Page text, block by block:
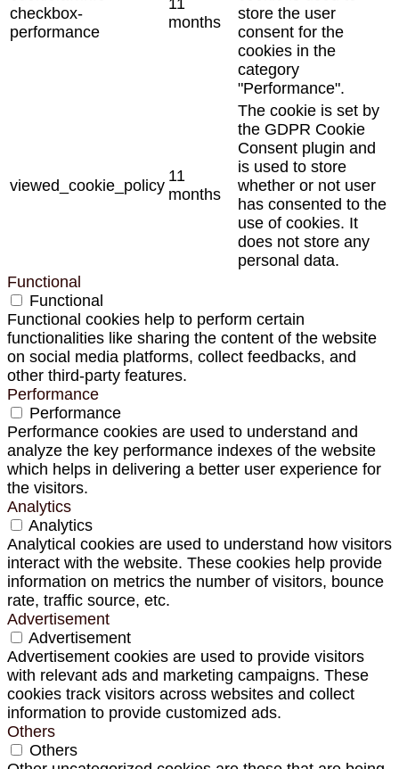
checkbox-
performance
months
store the user
consent for the
cookies in the
category
"Performance".
viewed_cookie_policy
11
months
The cookie is set by
the GDPR Cookie
Consent plugin and
is used to store
whether or not user
has consented to the
use of cookies. It
does not store any
personal data.
Functional
Functional
Functional cookies help to perform certain
functionalities like sharing the content of the website
on social media platforms, collect feedbacks, and
other third-party features.
Performance
Performance
Performance cookies are used to understand and
analyze the key performance indexes of the website
which helps in delivering a better user experience for
the visitors.
Analytics
Analytics
Analytical cookies are used to understand how visitors
interact with the website. These cookies help provide
information on metrics the number of visitors, bounce
rate, traffic source, etc.
Advertisement
Advertisement
Advertisement cookies are used to provide visitors
with relevant ads and marketing campaigns. These
cookies track visitors across websites and collect
information to provide customized ads.
Others
Others